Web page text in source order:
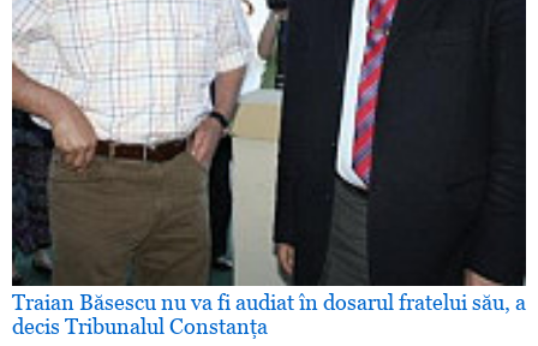
Traian Băsescu nu va fi audiat în dosarul fratelui său, a
decis Tribunalul Constanţa